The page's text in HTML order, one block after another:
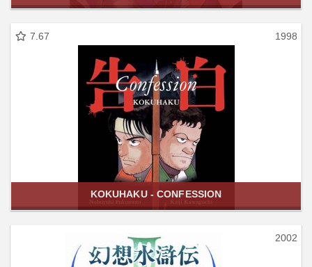
7.67 1998
KOKUHAKU - CONFESSION
2002